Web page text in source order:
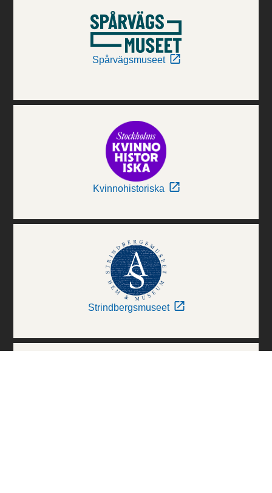
Spårvägsmuseet
Kvinnohistoriska
Strindbergsmuseet